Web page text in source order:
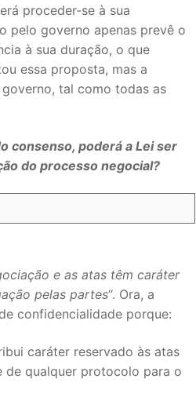
proceder-se à sua
pelo governo apenas prevê o
à sua duração, o que
essa proposta, mas a
tal como todas as
consenso, poderá a Lei ser
do processo negocial?
e as atas têm caráter
pelas partes“. Ora, a
confidencialidade porque:
caráter reservado às atas
de qualquer protocolo para o